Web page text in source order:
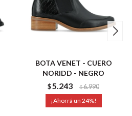
BOTA VENET - CUERO
NORIDD - NEGRO
$5.243 $6.990
24